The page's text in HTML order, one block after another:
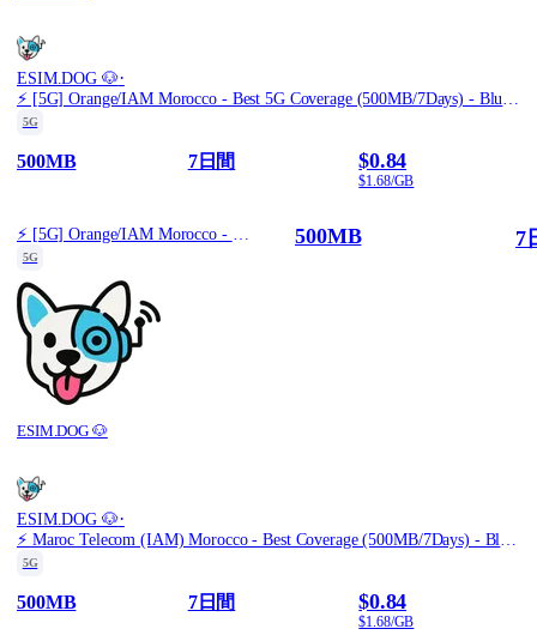
ESIM.DOG 🐶·
5G
500MB 7日間 $0.84
$1.68/GB
5G
ESIM.DOG 🐶
500MB 7
ESIM.DOG 🐶·
5G
500MB 7日間 $0.84
$1.68/GB